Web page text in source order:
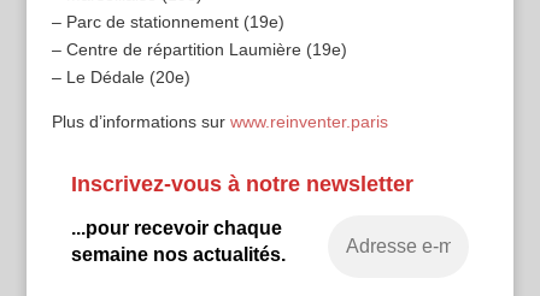
– Parc de stationnement (19e)
– Centre de répartition Laumière (19e)
– Le Dédale (20e)
Plus d’informations sur www.reinventer.paris
Inscrivez-vous à notre newsletter
...pour recevoir chaque
semaine nos actualités.